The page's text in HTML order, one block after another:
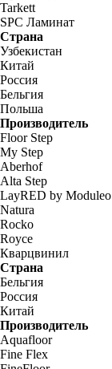
Tarkett
SPC Ламинат
Страна
Узбекистан
Китай
Россия
Бельгия
Польша
Производитель
Floor Step
My Step
Aberhof
Alta Step
LayRED by Moduleo
Natura
Rocko
Royce
Кварцвинил
Страна
Бельгия
Россия
Китай
Производитель
Aquafloor
Fine Flex